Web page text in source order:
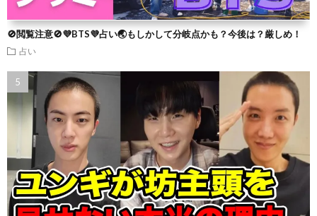
🚫閲覧注意🚫💜BTS💜占い🌏もしかして分岐点かも？今後は？厳しめ！
占い